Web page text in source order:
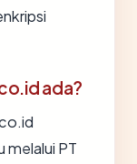
ada?
melalui PT